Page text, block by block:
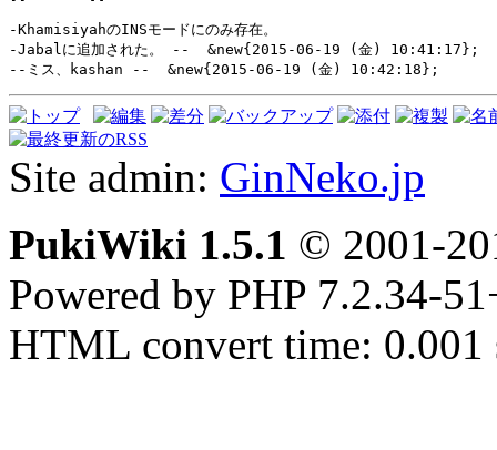
-KhamisiyahのINSモードにのみ存在。
-Jabalに追加された。 --  &new{2015-06-19 (金) 10:41:17};
Site admin: GinNeko.jp
PukiWiki 1.5.1 © 2001-
Powered by PHP 7.2.34-
HTML convert time: 0.001